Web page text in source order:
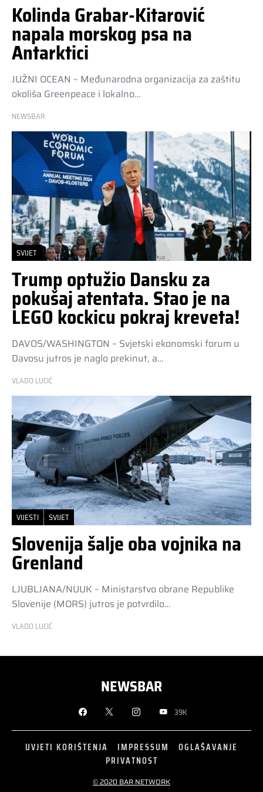
Kolinda Grabar-Kitarović
napala morskog psa na
Antarktici
JUŽNI OCEAN – Međunarodna organizacija za zaštitu
okoliša Greenpeace i lokalno…
NEWSBAR
SVIJET
Trump optužio Dansku za
pokušaj atentata. Stao je na
LEGO kockicu pokraj kreveta!
DAVOS/WASHINGTON – Svjetski ekonomski forum u
Davosu jutros je naglo prekinut, a…
VLADO LUCIĆ
VIJESTI SVIJET
Slovenija šalje oba vojnika na
Grenland
LJUBLJANA/NUUK – Ministarstvo obrane Republike
Slovenije (MORS) jutros je potvrdilo…
VLADO LUCIĆ
NEWSBAR
39K
UVJETI KORIŠTENJA IMPRESSUM
OGLAŠAVANJE
PRIVATNOST
© 2020 BAR NETWORK